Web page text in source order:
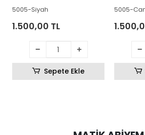
5005-Siyah
1.500,00 TL
Sepete Ekle
5005-